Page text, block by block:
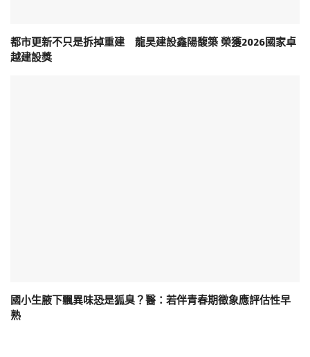
都市更新不只是拆掉重建 龍昊建設鑫陽馥築 榮獲2026國家卓
越建設獎
國小生腋下飄異味恐是狐臭？醫：若伴青春期徵象應評估性早
熟